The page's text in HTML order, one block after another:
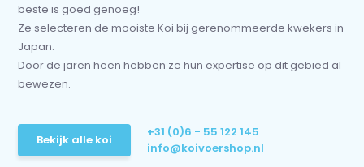
beste is goed genoeg!
Ze selecteren de mooiste Koi bij gerenommeerde kwekers in
Japan.
Door de jaren heen hebben ze hun expertise op dit gebied al
bewezen.
Bekijk alle koi
+31 (0)6 - 55 122 145
info@koivoershop.nl